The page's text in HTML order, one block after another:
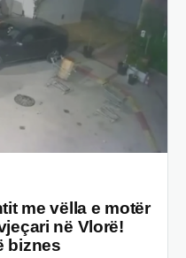
me vëlla e motër
në Vlorë!
biznes